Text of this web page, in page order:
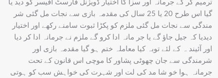
ترمیم کر کے جرمانہ اور سزا کا اختیار ڈویژنل فارسٹ افیسر کو دید یا
گیا اس طرح 20 یا 25 سال کی مقدمہ بازی سے نجات مل گئی شر
مندگی سے نجات مل گئی ملزم کو پکڑا ثبوت سامنے رکھے اور اختیار
دیدیا کہ جیل جاؤ گے یا جر مانہ ادا کرو گے ملزم نے جرمانہ ادا کر دیا
اور آئیند ہ کے لئے توبہ کیا معاملہ ختم ہو گیا مقدمہ بازی اور
شرمندگی سے جان چھوٹی پشاور کا موچی اس قانون کے تحت
جرمانہ ہوا خو شا مد کی لت اور شہرت کی خواہش سب کو ہوتی